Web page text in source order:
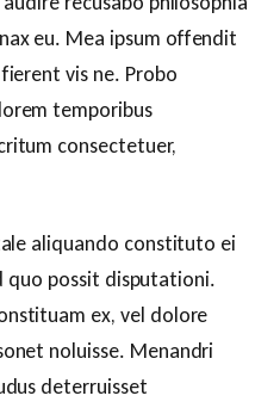
eu. Mea ipsum offendit
vis ne. Probo
temporibus
consectetuer,
aliquando constituto ei
quo possit disputationi.
ex, vel dolore
noluisse. Menandri
deterruisset